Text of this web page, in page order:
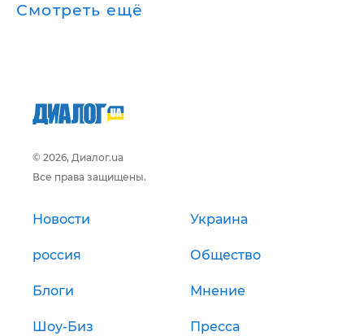
Смотреть ещё
© 2026, Диалог.ua
Все права защищены.
Новости Украина
россия Общество
Блоги Мнение
Шоу-Биз Пресса